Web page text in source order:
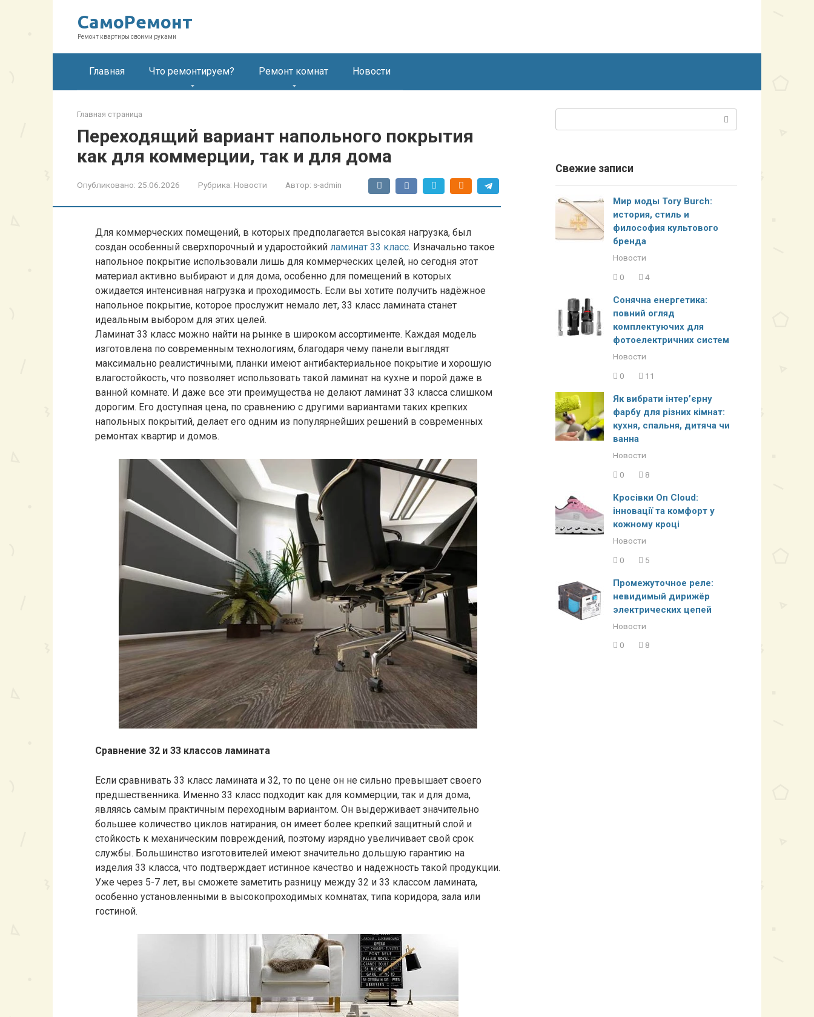
СамоРемонт
Ремонт квартиры своими руками
Главная Что ремонтируем? Ремонт комнат Новости
Главная страница
Переходящий вариант напольного покрытия
как для коммерции, так и для дома
Опубликовано: 25.06.2026 Рубрика: Новости Автор: s-admin
Для коммерческих помещений, в которых предполагается высокая нагрузка, был
создан особенный сверхпорочный и ударостойкий ламинат 33 класс. Изначально такое
напольное покрытие использовали лишь для коммерческих целей, но сегодня этот
материал активно выбирают и для дома, особенно для помещений в которых
ожидается интенсивная нагрузка и проходимость. Если вы хотите получить надёжное
напольное покрытие, которое прослужит немало лет, 33 класс ламината станет
идеальным выбором для этих целей.
Ламинат 33 класс можно найти на рынке в широком ассортименте. Каждая модель
изготовлена по современным технологиям, благодаря чему панели выглядят
максимально реалистичными, планки имеют антибактериальное покрытие и хорошую
влагостойкость, что позволяет использовать такой ламинат на кухне и порой даже в
ванной комнате. И даже все эти преимущества не делают ламинат 33 класса слишком
дорогим. Его доступная цена, по сравнению с другими вариантами таких крепких
напольных покрытий, делает его одним из популярнейших решений в современных
ремонтах квартир и домов.
Сравнение 32 и 33 классов ламината
Если сравнивать 33 класс ламината и 32, то по цене он не сильно превышает своего
предшественника. Именно 33 класс подходит как для коммерции, так и для дома,
являясь самым практичным переходным вариантом. Он выдерживает значительно
большее количество циклов натирания, он имеет более крепкий защитный слой и
стойкость к механическим повреждений, поэтому изрядно увеличивает свой срок
службы. Большинство изготовителей имеют значительно дольшую гарантию на
изделия 33 класса, что подтверждает истинное качество и надежность такой продукции.
Уже через 5-7 лет, вы сможете заметить разницу между 32 и 33 классом ламината,
особенно установленными в высокопроходимых комнатах, типа коридора, зала или
гостиной.
Свежие записи
Мир моды Tory Burch:
история, стиль и
философия культового
бренда
Новости
0
4
Сонячна енергетика:
повний огляд
комплектуючих для
фотоелектричних систем
Новости
0
11
Як вибрати інтер’єрну
фарбу для різних кімнат:
кухня, спальня, дитяча чи
ванна
Новости
0
8
Кросівки On Cloud:
інновації та комфорт у
кожному кроці
Новости
0
5
Промежуточное реле:
невидимый дирижёр
электрических цепей
Новости
0
8